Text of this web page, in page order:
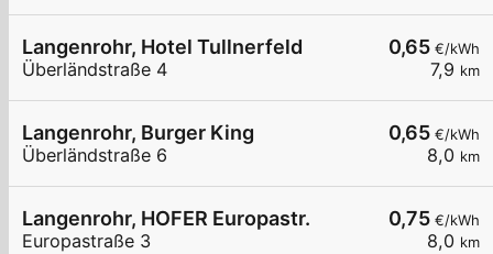
0,65 €/kWh
7,9 km
Langenrohr, Hotel Tullnerfeld
Überländstraße 4
0,65 €/kWh
8,0 km
Langenrohr, Burger King
Überländstraße 6
0,75 €/kWh
8,0 km
Langenrohr, HOFER Europastr.
Europastraße 3